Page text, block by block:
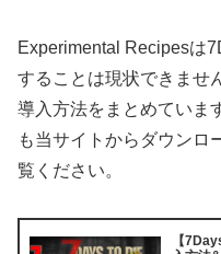
Experimental Recipesは
することは現状できませ
導入方法をまとめていま
も当サイトからダウンロ
覧ください。
【